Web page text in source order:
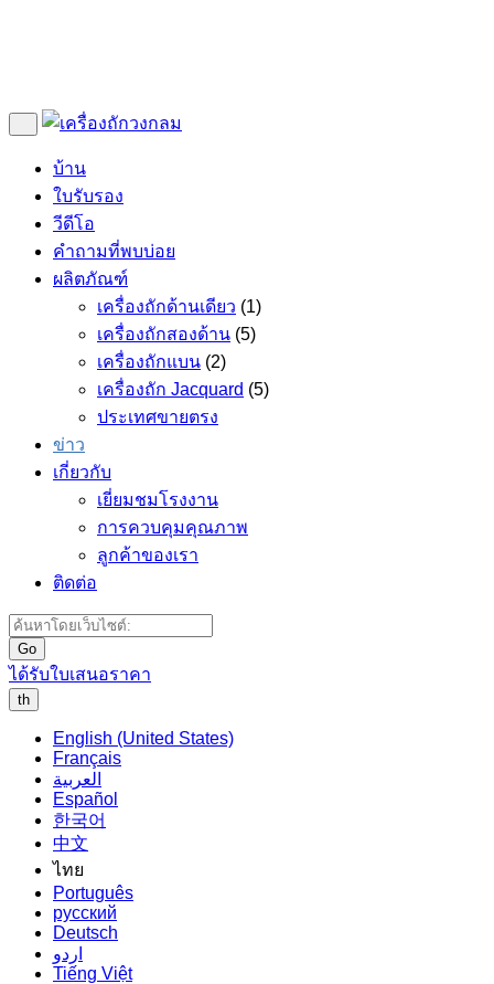
บ้าน
ใบรับรอง
วีดีโอ
คำถามที่พบบ่อย
ผลิตภัณฑ์
เครื่องถักด้านเดียว (1)
เครื่องถักสองด้าน (5)
เครื่องถักแบน (2)
เครื่องถัก Jacquard (5)
ประเทศขายตรง
ข่าว
เกี่ยวกับ
เยี่ยมชมโรงงาน
การควบคุมคุณภาพ
ลูกค้าของเรา
ติดต่อ
Go
ได้รับใบเสนอราคา
th
English (United States)
Français
العربية
Español
한국어
中文
ไทย
Português
русский
Deutsch
اردو
Tiếng Việt